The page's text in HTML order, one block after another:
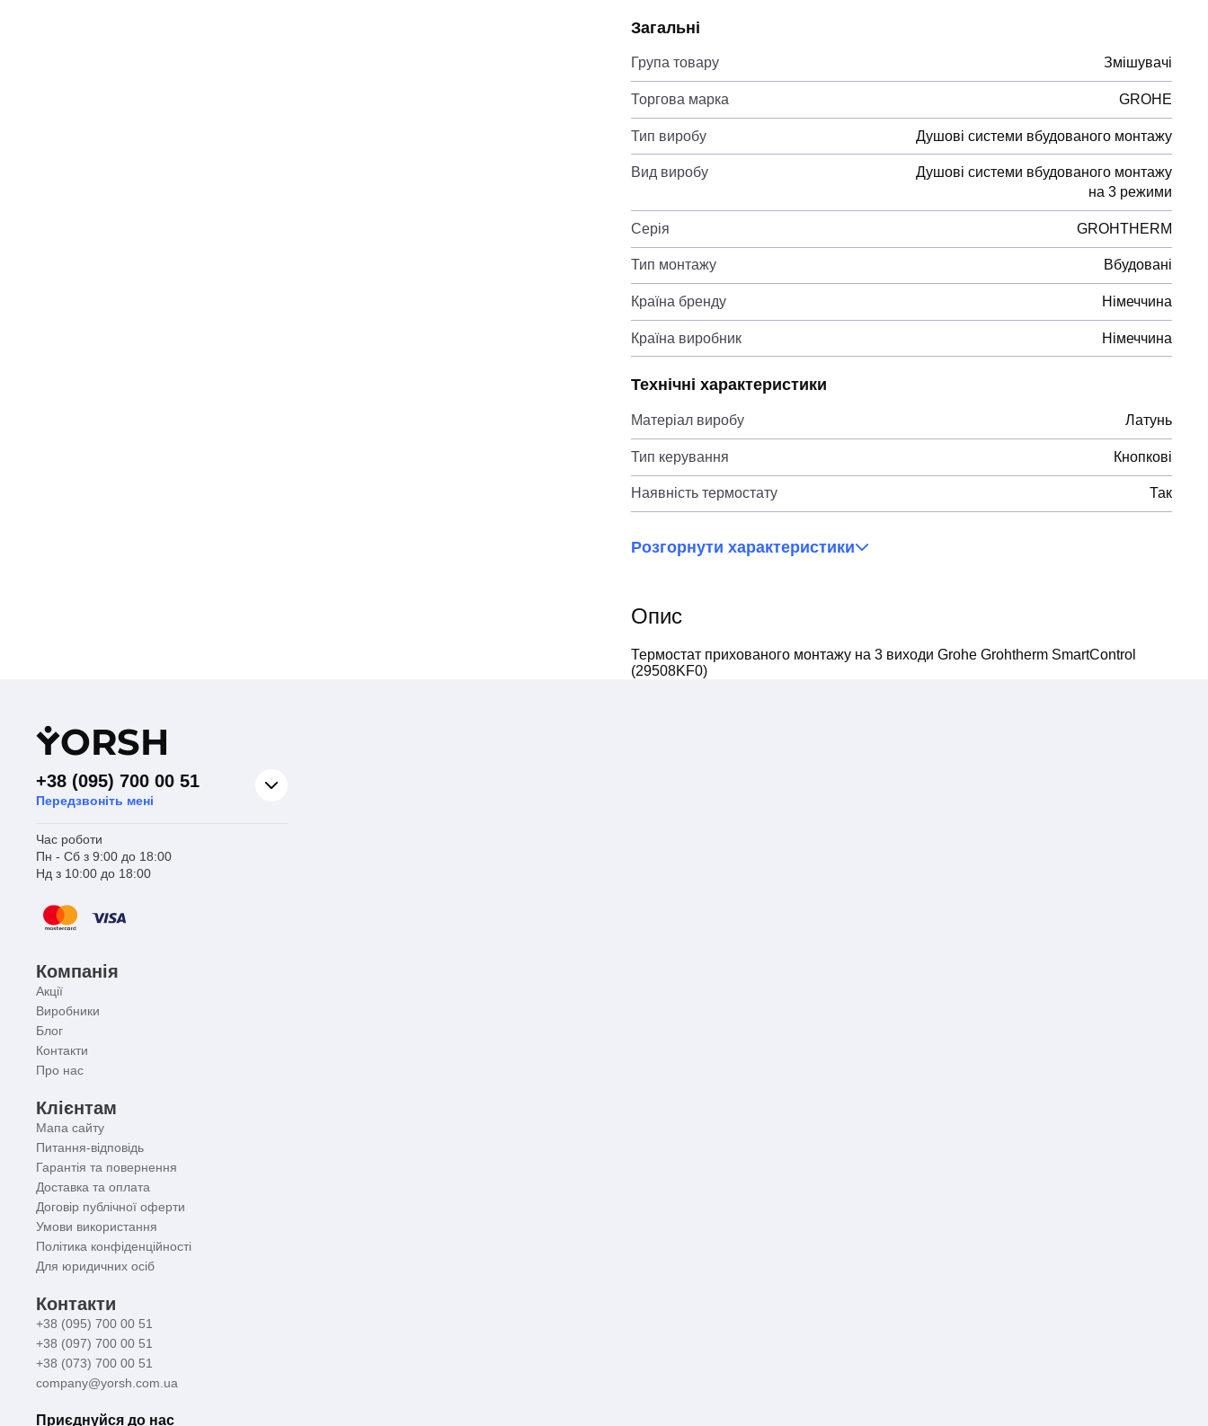
Загальні
Група товару Змішувачі
Торгова марка GROHE
Тип виробу Душові системи вбудованого монтажу
Вид виробу
Душові системи вбудованого монтажу
на 3 режими
Серія GROHTHERM
Тип монтажу Вбудовані
Країна бренду Німеччина
Країна виробник Німеччина
Технічні характеристики
Матеріал виробу Латунь
Тип керування Кнопкові
Наявність термостату Так
Розгорнути характеристики
Опис
Термостат прихованого монтажу на 3 виходи Grohe Grohtherm SmartControl
(29508KF0)
YORSH
+38 (095) 700 00 51
Передзвоніть мені
Час роботи
Пн - Сб з 9:00 до 18:00
Нд з 10:00 до 18:00
Компанія
Акції
Виробники
Блог
Контакти
Про нас
Клієнтам
Мапа сайту
Питання-відповідь
Гарантія та повернення
Доставка та оплата
Договір публічної оферти
Умови використання
Політика конфіденційності
Для юридичних осіб
Контакти
+38 (095) 700 00 51
+38 (097) 700 00 51
+38 (073) 700 00 51
company@yorsh.com.ua
Приєднуйся до нас